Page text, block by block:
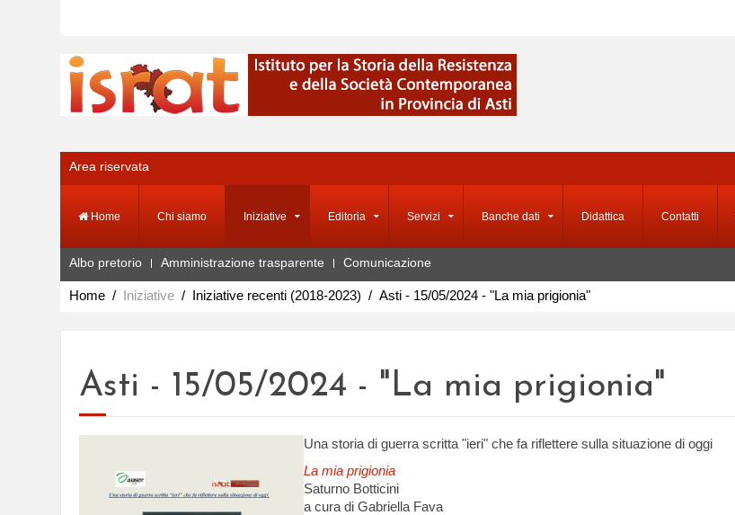
Area riservata
Home Chi siamo Iniziative Editoria Servizi Banche dati Didattica Contatti
Albo pretorio Amministrazione trasparente Comunicazione
Home Iniziative Iniziative recenti (2018-2023) Asti - 15/05/2024 - "La mia prigionia"
Asti - 15/05/2024 - "La mia prigionia"
Una storia di guerra scritta "ieri" che fa riflettere sulla situazione di oggi
La mia prigionia
Saturno Botticini
a cura di Gabriella Fava